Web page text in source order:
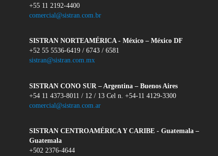
+55 11 2192-4400
comercial@sistran.com.br
SISTRAN NORTEAMÉRICA - México – México DF
+52 55 5536-6419 / 6743 / 6581
sistran@sistran.com.mx
SISTRAN CONO SUR – Argentina – Buenos Aires
+54 11 4373-8011 / 12 / 13 Cel n. +54-11 4129-3300
comercial@sistran.com.ar
SISTRAN CENTROAMÉRICA Y CARIBE - Guatemala –
Guatemala
+502 2376-4644